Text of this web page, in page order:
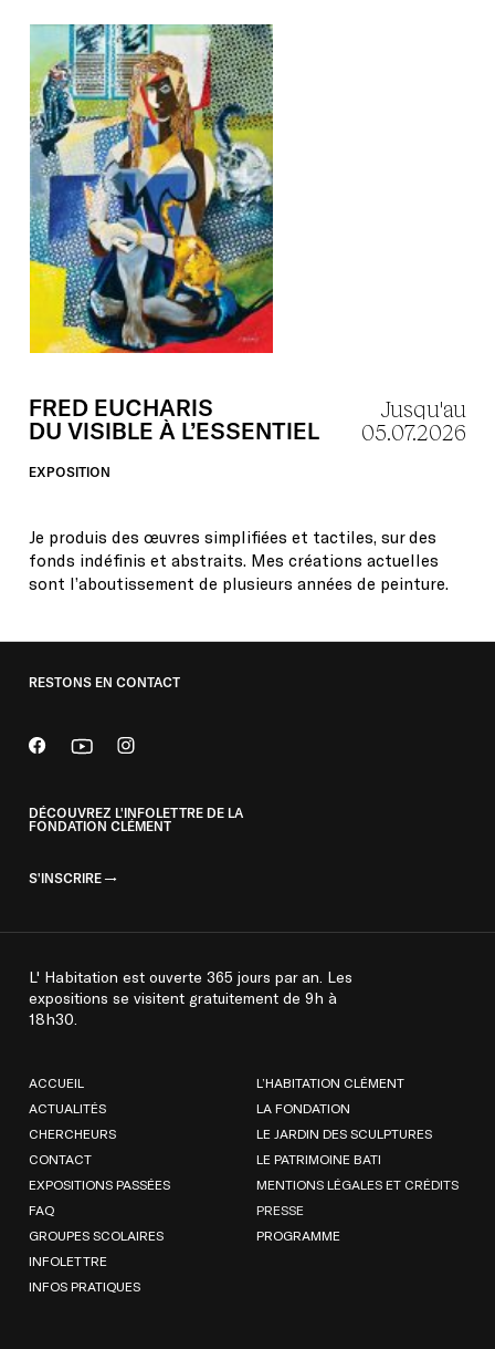
EXPOSITION
FRED EUCHARIS
DU VISIBLE À L’ESSENTIEL
Jusqu'au
05.07.2026
Je produis des œuvres simplifiées et tactiles, sur des
fonds indéfinis et abstraits. Mes créations actuelles
sont l’aboutissement de plusieurs années de peinture.
RESTONS EN CONTACT
DÉCOUVREZ L'INFOLETTRE DE LA
FONDATION CLÉMENT
S'INSCRIRE
L' Habitation est ouverte 365 jours par an. Les
expositions se visitent gratuitement de 9h à
18h30.
ACCUEIL
ACTUALITÉS
CHERCHEURS
CONTACT
EXPOSITIONS PASSÉES
FAQ
GROUPES SCOLAIRES
INFOLETTRE
INFOS PRATIQUES
L’HABITATION CLÉMENT
LA FONDATION
LE JARDIN DES SCULPTURES
LE PATRIMOINE BATI
MENTIONS LÉGALES ET CRÉDITS
PRESSE
PROGRAMME